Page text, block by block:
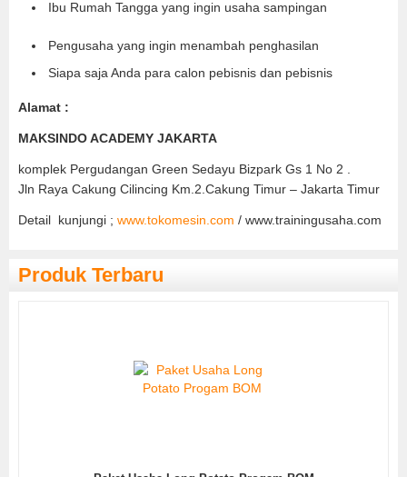
Ibu Rumah Tangga yang ingin usaha sampingan
Pengusaha yang ingin menambah penghasilan
Siapa saja Anda para calon pebisnis dan pebisnis
Alamat :
MAKSINDO ACADEMY JAKARTA
komplek Pergudangan Green Sedayu Bizpark Gs 1 No 2 .
Jln Raya Cakung Cilincing Km.2.Cakung Timur – Jakarta Timur
Detail kunjungi ; www.tokomesin.com / www.trainingusaha.com
Produk Terbaru